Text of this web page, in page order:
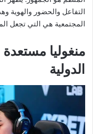
التفاعل والحضور والهوية
المجتمعية هي التي تجعل
منغوليا
الدولية